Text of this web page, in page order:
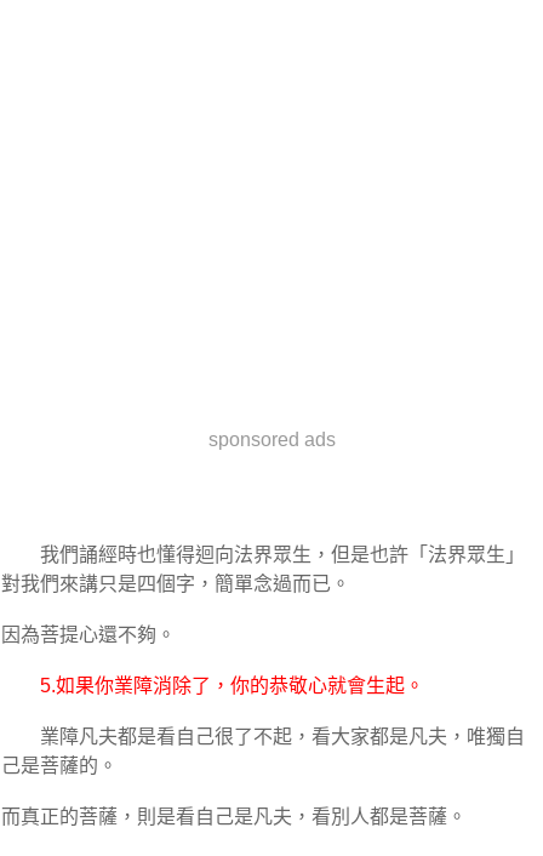
sponsored ads
我們誦經時也懂得迴向法界眾生，但是也許「法界眾生」
對我們來講只是四個字，簡單念過而已。
因為菩提心還不夠。
5.如果你業障消除了，你的恭敬心就會生起。
業障凡夫都是看自己很了不起，看大家都是凡夫，唯獨自
己是菩薩的。
而真正的菩薩，則是看自己是凡夫，看別人都是菩薩。